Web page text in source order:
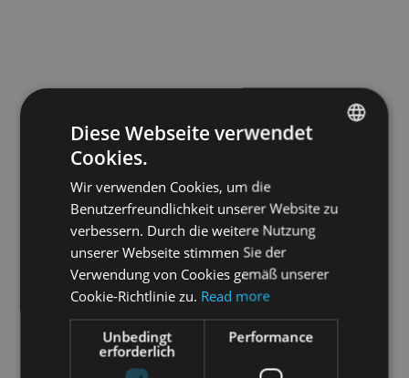
Diese Webseite verwendet
Cookies.
Wir verwenden Cookies, um die
Benutzerfreundlichkeit unserer Website zu
verbessern. Durch die weitere Nutzung
unserer Webseite stimmen Sie der
Verwendung von Cookies gemäß unserer
Cookie-Richtlinie zu. Read more
Unbedingt
erforderlich
Performance